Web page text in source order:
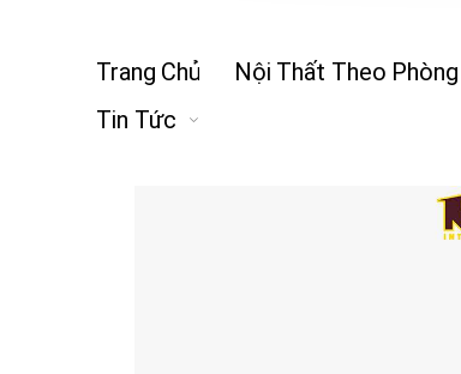
Trang Chủ Nội Thất Theo Phòng
Tin Tức